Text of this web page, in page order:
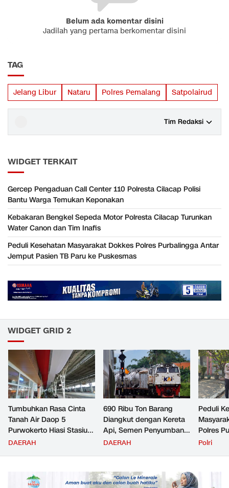
Belum ada komentar disini
Jadilah yang pertama berkomentar disini
TAG
Jelang Libur Nataru Polres Pemalang Satpolairud
Tim Redaksi
WIDGET TERKAIT
Gercep Pengaduan Call Center 110 Polresta Cilacap Polisi
Bantu Warga Temukan Keponakan
Kebakaran Bengkel Sepeda Motor Polresta Cilacap Turunkan
Water Canon dan Tim Inafis
Peduli Kesehatan Masyarakat Dokkes Polres Purbalingga Antar
Jemput Pasien TB Paru ke Puskesmas
WIDGET GRID 2
Tumbuhkan Rasa Cinta
Tanah Air Daop 5
Purwokerto Hiasi Stasiun
dengan Ornamen
DAERAH
690 Ribu Ton Barang
Diangkut dengan Kereta
Api, Semen Penyumbang
Volume Terbesar
Semester 1 Tahun 2026
DAERAH
Peduli
Polres
Jemput
Polri